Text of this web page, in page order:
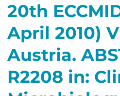
20th
April 2010)
Austria.
R2208 in: